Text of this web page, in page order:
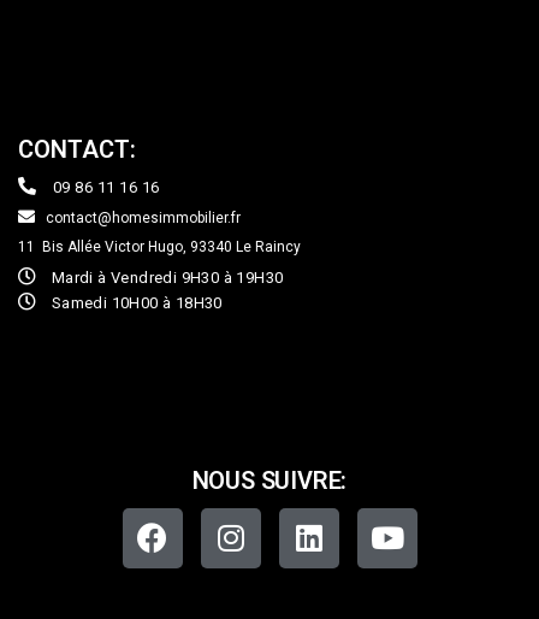
CONTACT:
09 86 11 16 16
contact@homesimmobilier.fr
11 Bis Allée Victor Hugo, 93340 Le Raincy
Mardi à Vendredi 9H30 à 19H30
Samedi 10H00 à 18H30
NOUS SUIVRE: